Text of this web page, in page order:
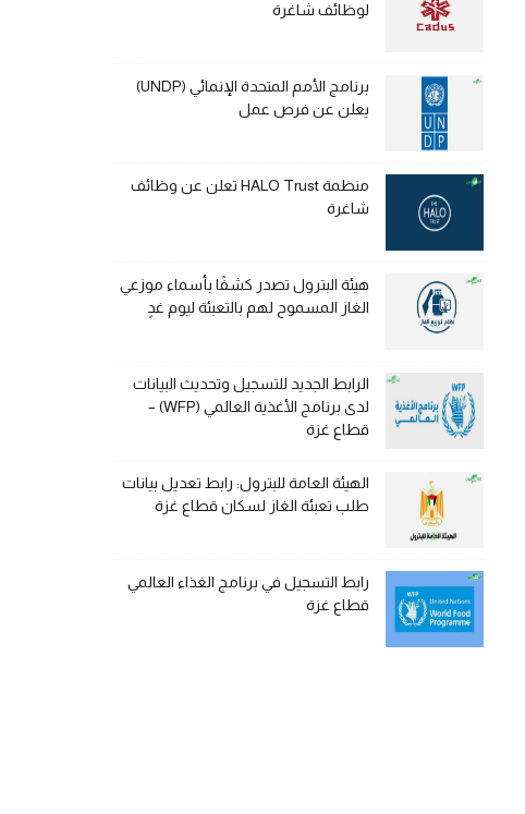
لوظائف شاغرة
برنامج الأمم المتحدة الإنمائي (UNDP)
يعلن عن فرص عمل
منظمة HALO Trust تعلن عن وظائف
شاغرة
هيئة البترول تصدر كشفًا بأسماء موزعي
الغاز المسموح لهم بالتعبئة ليوم غدٍ
الرابط الجديد للتسجيل وتحديث البيانات
لدى برنامج الأغذية العالمي (WFP) –
قطاع غزة
الهيئة العامة للبترول: رابط تعديل بيانات
طلب تعبئة الغاز لسكان قطاع غزة
رابط التسجيل في برنامج الغذاء العالمي
قطاع غزة